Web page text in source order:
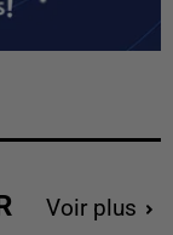
Voir plus